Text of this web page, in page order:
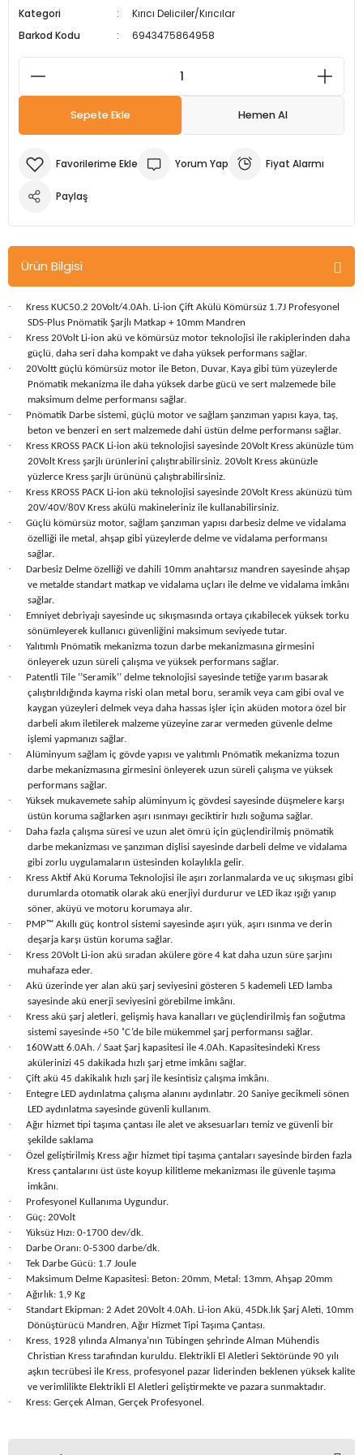
Köpek Elbiseleri
Köpek Kapıları
Köpek Kemikleri
Köpek Kuru Mamalar
Köpek Yatakları
Seyahat Ürünleri
Taraklar ve Fırçalar
Kedi Oyuncakları
Kedi Sağlık Ürünleri
Kedi Şampuanları
Kedi Tarak ve Fırçaları
Kedi Yatakları
Konserve Yaş Mamalar
Ürünleri İşkenceler ve Mengeneler
Kargaburun
Lokma Takımları
Makaslar
Tornavidalar
Yan Keski
Zımba Tabancaları
Döşeme Çivi Zımba Çakma
Elektrikli Tornavidalar
Frezeler
Hava Kompresörleri
Matkaplar
Planyalar
Polisaj Makinesi
Raspalar
Seramik Kesme Makineleri
Sıcak Hava Tabancaları
Silikon ve Mum Tabancaları
Somun Sıkma Makineleri
Taşlamalar
Tilki Kuyruğu
Zımparalar
Kategori
Kırıcı Deliciler/Kırıcılar
Barkod Kodu
6943475864958
Sepete Ekle Hemen Al
Yorum Yap Fiyat Alarmı
Paylaş
Ürün Bilgisi
·
Kress KUC50.2 20Volt/4.0Ah. Li-ion Çift Akülü Kömürsüz 1.7J Profesyonel
SDS-Plus Pnömatik Şarjlı Matkap + 10mm Mandren
·
Kress 20Volt Li-ion akü ve kömürsüz motor teknolojisi ile rakiplerinden daha
güçlü, daha seri daha kompakt ve daha yüksek performans sağlar.
·
20Voltt güçlü kömürsüz motor ile Beton, Duvar, Kaya gibi tüm yüzeylerde
Pnömatik mekanizma ile daha yüksek darbe gücü ve sert malzemede bile
maksimum delme performansı sağlar.
·
Pnömatik Darbe sistemi, güçlü motor ve sağlam şanzıman yapısı kaya, taş,
beton ve benzeri en sert malzemede dahi üstün delme performansı sağlar.
·
Kress KROSS PACK Li-ion akü teknolojisi sayesinde 20Volt Kress akünüzle tüm
20Volt Kress şarjlı ürünlerini çalıştırabilirsiniz. 20Volt Kress akünüzle
yüzlerce Kress şarjlı ürününü çalıştırabilirsiniz.
·
Kress KROSS PACK Li-ion akü teknolojisi sayesinde 20Volt Kress akünüzü tüm
20V/40V/80V Kress akülü makineleriniz ile kullanabilirsiniz.
·
Güçlü kömürsüz motor, sağlam şanzıman yapısı darbesiz delme ve vidalama
özelliği ile metal, ahşap gibi yüzeylerde delme ve vidalama performansı
sağlar.
·
Darbesiz Delme özelliği ve dahili 10mm anahtarsız mandren sayesinde ahşap
ve metalde standart matkap ve vidalama uçları ile delme ve vidalama imkânı
sağlar.
·
Emniyet debriyajı sayesinde uç sıkışmasında ortaya çıkabilecek yüksek torku
sönümleyerek kullanıcı güvenliğini maksimum seviyede tutar.
·
Yalıtımlı Pnömatik mekanizma tozun darbe mekanizmasına girmesini
önleyerek uzun süreli çalışma ve yüksek performans sağlar.
·
Patentli Tile ‘’Seramik’’ delme teknolojisi sayesinde tetiğe yarım basarak
çalıştırıldığında kayma riski olan metal boru, seramik veya cam gibi oval ve
kaygan yüzeyleri delmek veya daha hassas işler için aküden motora özel bir
darbeli akım iletilerek malzeme yüzeyine zarar vermeden güvenle delme
işlemi yapmanızı sağlar.
·
Alüminyum sağlam iç gövde yapısı ve yalıtımlı Pnömatik mekanizma tozun
darbe mekanizmasına girmesini önleyerek uzun süreli çalışma ve yüksek
performans sağlar.
·
Yüksek mukavemete sahip alüminyum iç gövdesi sayesinde düşmelere karşı
üstün koruma sağlarken aşırı ısınmayı geciktirir hızlı soğuma sağlar.
·
Daha fazla çalışma süresi ve uzun alet ömrü için güçlendirilmiş pnömatik
darbe mekanizması ve şanzıman dişlisi sayesinde darbeli delme ve vidalama
gibi zorlu uygulamaların üstesinden kolaylıkla gelir.
·
Kress Aktif Akü Koruma Teknolojisi ile aşırı zorlanmalarda ve uç sıkışması gibi
durumlarda otomatik olarak akü enerjiyi durdurur ve LED ikaz ışığı yanıp
söner, aküyü ve motoru korumaya alır.
·
PMP™ Akıllı güç kontrol sistemi sayesinde aşırı yük, aşırı ısınma ve derin
deşarja karşı üstün koruma sağlar.
·
Kress 20Volt Li-ion akü sıradan akülere göre 4 kat daha uzun süre şarjını
muhafaza eder.
·
Akü üzerinde yer alan akü şarj seviyesini gösteren 5 kademeli LED lamba
sayesinde akü enerji seviyesini görebilme imkânı.
·
Kress akü şarj aletleri, gelişmiş hava kanalları ve güçlendirilmiş fan soğutma
sistemi sayesinde +50 ˚C’de bile mükemmel şarj performansı sağlar.
·
160Watt 6.0Ah. / Saat Şarj kapasitesi ile 4.0Ah. Kapasitesindeki Kress
akülerinizi 45 dakikada hızlı şarj etme imkânı sağlar.
· Çift akü 45 dakikalık hızlı şarj ile kesintisiz çalışma imkânı.
·
Entegre LED aydınlatma çalışma alanını aydınlatır. 20 Saniye gecikmeli sönen
LED aydınlatma sayesinde güvenli kullanım.
·
Ağır hizmet tipi taşıma çantası ile alet ve aksesuarları temiz ve güvenli bir
şekilde saklama
·
Özel geliştirilmiş Kress ağır hizmet tipi taşıma çantaları sayesinde birden fazla
Kress çantalarını üst üste koyup kilitleme mekanizması ile güvenle taşıma
imkânı.
· Profesyonel Kullanıma Uygundur.
· Güç: 20Volt
· Yüksüz Hızı: 0-1700 dev/dk.
· Darbe Oranı: 0-5300 darbe/dk.
· Tek Darbe Gücü: 1.7 Joule
· Maksimum Delme Kapasitesi: Beton: 20mm, Metal: 13mm, Ahşap 20mm
· Ağırlık: 1,9 Kg
·
Standart Ekipman: 2 Adet 20Volt 4.0Ah. Li-ion Akü, 45Dk.lık Şarj Aleti, 10mm
Dönüştürücü Mandren, Ağır Hizmet Tipi Taşıma Çantası.
·
Kress, 1928 yılında Almanya’nın Tübingen şehrinde Alman Mühendis
Christian Kress tarafından kuruldu. Elektrikli El Aletleri Sektöründe 90 yılı
aşkın tecrübesi ile Kress, profesyonel pazar liderinden beklenen yüksek kalite
ve verimlilikte Elektrikli El Aletleri geliştirmekte ve pazara sunmaktadır.
· Kress: Gerçek Alman, Gerçek Profesyonel.